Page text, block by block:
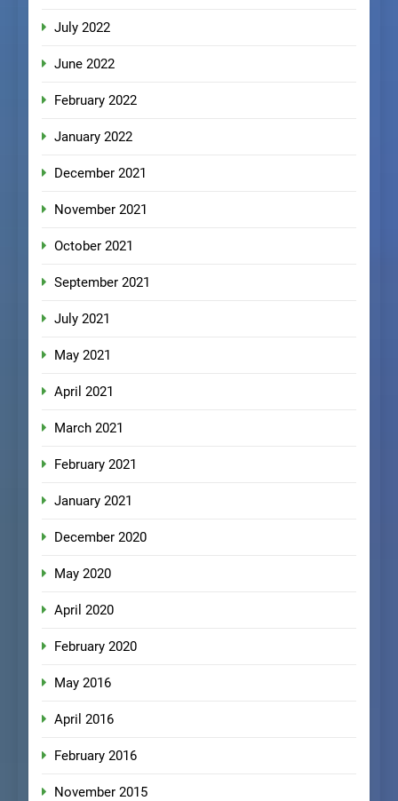
July 2022
June 2022
February 2022
January 2022
December 2021
November 2021
October 2021
September 2021
July 2021
May 2021
April 2021
March 2021
February 2021
January 2021
December 2020
May 2020
April 2020
February 2020
May 2016
April 2016
February 2016
November 2015